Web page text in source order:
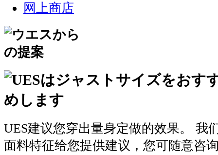
网上商店
UES建议您穿出量身定做的效果。 我
面料特征给您提供建议，您可随意咨